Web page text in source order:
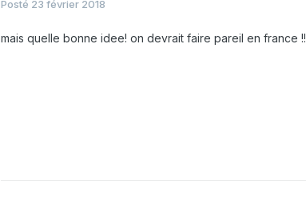
Posté 23 février 2018
mais quelle bonne idee! on devrait faire pareil en france !!